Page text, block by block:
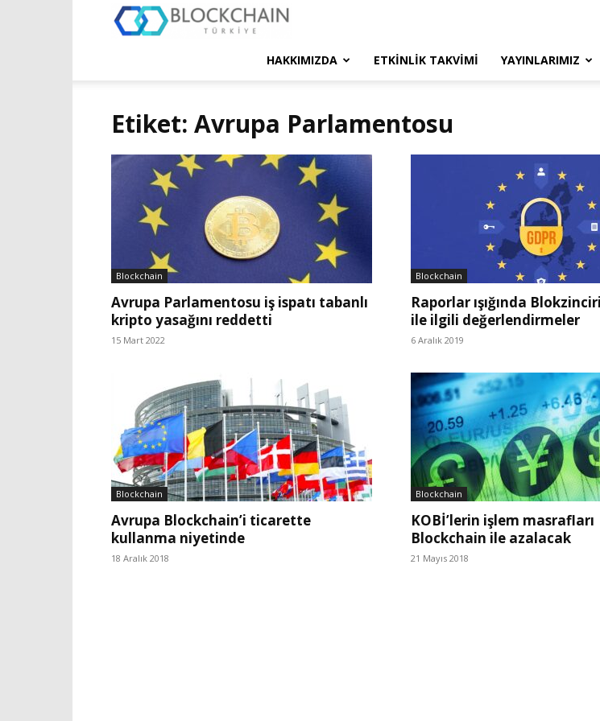
Türkiye
HAKKIMIZDA ETKINLIK TAKVIMI YAYINLARIMIZ
Etiket: Avrupa Parlamentosu
Blockchain
Avrupa Parlamentosu iş ispatı tabanlı
kripto yasağını reddetti
15 Mart 2022
Blockchain
Raporlar ışığında
ile ilgili değerlendirmeler
6 Aralık 2019
Blockchain
Avrupa Blockchain’i ticarette
kullanma niyetinde
18 Aralık 2018
Blockchain
KOBİ’lerin işlem masrafları
Blockchain ile azalacak
21 Mayıs 2018